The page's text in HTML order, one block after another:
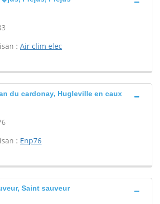
: Air clim elec
du cardonay, Hugleville en caux
: Enp76
Saint sauveur